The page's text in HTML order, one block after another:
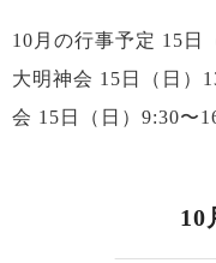
10月の行事予定 15
大明神会 15日（日）
会 15日（日）9:30〜
10